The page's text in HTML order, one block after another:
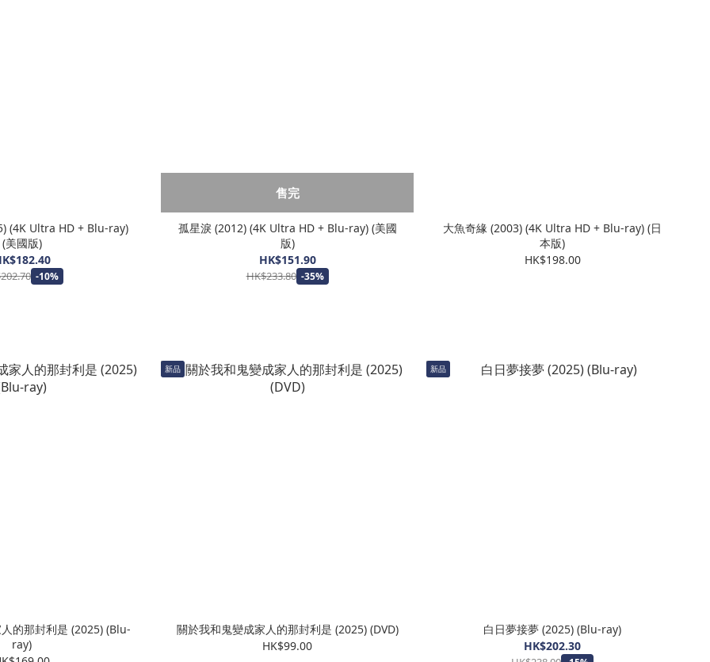
(4K Ultra HD + Blu-ray)
(美國版)
-10%
售完
孤星淚 (2012) (4K Ultra HD + Blu-ray) (美國
版)
HK$151.90
HK$233.80 -35%
大魚奇緣 (2003) (4K Ultra HD + Blu-ray) (日
本版)
HK$198.00
的那封利是 (2025) (Blu-
ray)
新品
關於我和鬼變成家人的那封利是 (2025) (DVD)
HK$99.00
新品
白日夢接夢 (2025) (Blu-ray)
HK$202.30